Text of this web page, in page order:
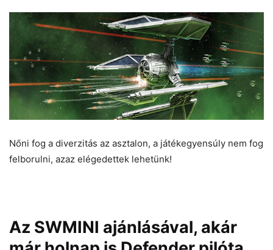
Nőni fog a diverzitás az asztalon, a játékegyensúly nem fog
felborulni, azaz elégedettek lehetünk!
Az SWMINI ajánlásával, akár